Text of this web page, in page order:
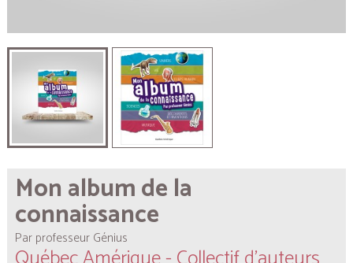
Mon album de la
connaissance
Par professeur Génius